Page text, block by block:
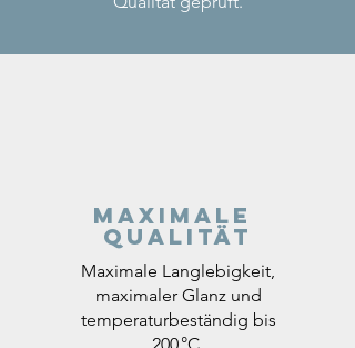
Maximale
Qualität
Maximale Langlebigkeit,
maximaler Glanz und
temperaturbeständig bis